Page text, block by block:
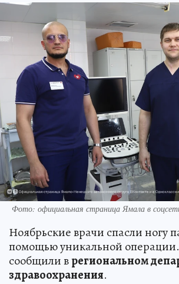
Фото: официальная страница Ямала в
Ноябрьские врачи спасли ногу
помощью уникальной
сообщили врегиональном
здравоохранения.